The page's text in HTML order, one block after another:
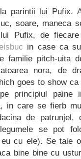
parintii lui Pufix.
soare, maneca
Pufix, de
in case ca
familie pitch-uita
nora, de
goes to show
principiul
in care se fierb
de
se pot
cu ele). Se taie
bine bine cu